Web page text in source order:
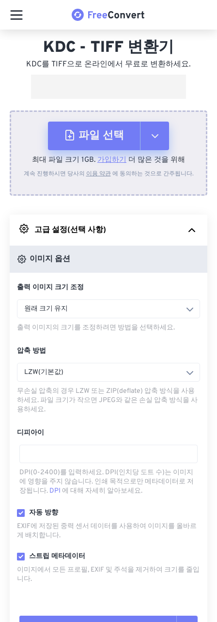
KDC - TIFF 변환기
KDC를 TIFF으로 온라인에서 무료로 변환하세요.
파일 선택
장치에서
Google 드라이브에서
최대 파일 크기 1GB. 가입하기 더 많은 것을 위해
계속 진행하시면 당사의 이용 약관에 동의하는 것으로 간주됩니다.
고급 설정(선택 사항)
이미지 옵션
출력 이미지 크기 조정
원래 크기 유지
출력 이미지의 크기를 조정하려면 방법을 선택하세요.
압축 방법
LZW(기본값)
무손실 압축의 경우 LZW 또는 ZIP(deflate) 압축 방식을 사용
하세요. 파일 크기가 작으면 JPEG와 같은 손실 압축 방식을 사
용하세요.
디피아이
DPI(0-2400)를 입력하세요. DPI(인치당 도트 수)는 이미지
에 영향을 주지 않습니다. 인쇄 목적으로만 메타데이터로 저
장됩니다. DPI 에 대해 자세히 알아보세요.
자동 방향
EXIF에 저장된 중력 센서 데이터를 사용하여 이미지를 올바르
게 배치합니다.
스트립 메타데이터
이미지에서 모든 프로필, EXIF ​​및 주석을 제거하여 크기를 줄입
니다.